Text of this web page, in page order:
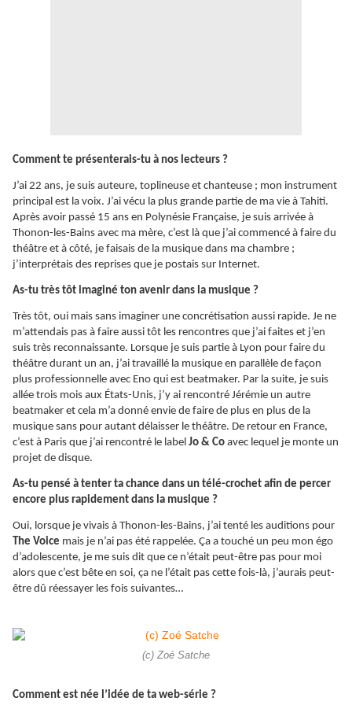
Comment te présenterais-tu à nos lecteurs ?
J’ai 22 ans, je suis auteure, toplineuse et chanteuse ; mon instrument
principal est la voix. J’ai vécu la plus grande partie de ma vie à Tahiti.
Après avoir passé 15 ans en Polynésie Française, je suis arrivée à
Thonon-les-Bains avec ma mère, c’est là que j’ai commencé à faire du
théâtre et à côté, je faisais de la musique dans ma chambre ;
j’interprétais des reprises que je postais sur Internet.
As-tu très tôt imaginé ton avenir dans la musique ?
Très tôt, oui mais sans imaginer une concrétisation aussi rapide. Je ne
m’attendais pas à faire aussi tôt les rencontres que j’ai faites et j’en
suis très reconnaissante. Lorsque je suis partie à Lyon pour faire du
théâtre durant un an, j’ai travaillé la musique en parallèle de façon
plus professionnelle avec Eno qui est beatmaker. Par la suite, je suis
allée trois mois aux États-Unis, j’y ai rencontré Jérémie un autre
beatmaker et cela m’a donné envie de faire de plus en plus de la
musique sans pour autant délaisser le théâtre. De retour en France,
c’est à Paris que j’ai rencontré le label Jo & Co avec lequel je monte un
projet de disque.
As-tu pensé à tenter ta chance dans un télé-crochet afin de percer
encore plus rapidement dans la musique ?
Oui, lorsque je vivais à Thonon-les-Bains, j’ai tenté les auditions pour
The Voice mais je n’ai pas été rappelée. Ça a touché un peu mon égo
d’adolescente, je me suis dit que ce n’était peut-être pas pour moi
alors que c’est bête en soi, ça ne l’était pas cette fois-là, j’aurais peut-
être dû réessayer les fois suivantes…
(c) Zoé Satche
Comment est née l’idée de ta web-série ?